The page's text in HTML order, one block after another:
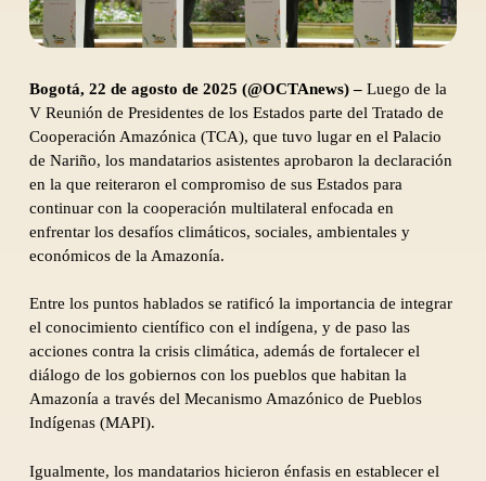
Bogotá, 22 de agosto de 2025 (@OCTAnews) – Luego de la
V Reunión de Presidentes de los Estados parte del Tratado de
Cooperación Amazónica (TCA), que tuvo lugar en el Palacio
de Nariño, los mandatarios asistentes aprobaron la declaración
en la que reiteraron el compromiso de sus Estados para
continuar con la cooperación multilateral enfocada en
enfrentar los desafíos climáticos, sociales, ambientales y
económicos de la Amazonía.
Entre los puntos hablados se ratificó la importancia de integrar
el conocimiento científico con el indígena, y de paso las
acciones contra la crisis climática, además de fortalecer el
diálogo de los gobiernos con los pueblos que habitan la
Amazonía a través del Mecanismo Amazónico de Pueblos
Indígenas (MAPI).
Igualmente, los mandatarios hicieron énfasis en establecer el